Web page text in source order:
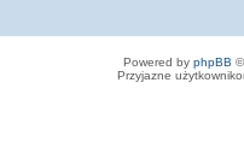
Powered by phpBB
Przyjazne